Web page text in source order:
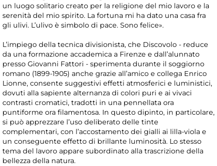
un luogo solitario creato per la religione del mio lavoro e la
serenità del mio spirito. La fortuna mi ha dato una casa fra
gli ulivi. L’ulivo è simbolo di pace. Sono felice».
L’impiego della tecnica divisionista, che Discovolo - reduce
da una formazione accademica a Firenze e dall’alunnato
presso Giovanni Fattori - sperimenta durante il soggiorno
romano (1899-1905) anche grazie all’amico e collega Enrico
Lionne, consente suggestivi effetti atmosferici e luministici,
dovuti alla sapiente alternanza di colori puri e ai vivaci
contrasti cromatici, tradotti in una pennellata ora
puntiforme ora filamentosa. In questo dipinto, in particolare,
si può apprezzare l’uso deliberato delle tinte
complementari, con l’accostamento dei gialli ai lilla-viola e
un conseguente effetto di brillante luminosità. Lo stesso
tema del lavoro appare subordinato alla trascrizione della
bellezza della natura.